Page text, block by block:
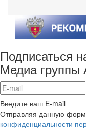
Подписаться
Медиа группы
Введите ваш E-mail
Отправляя данную
конфиденциальности